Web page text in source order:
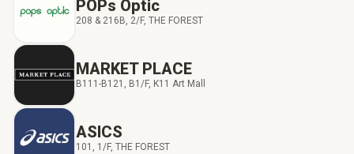
POPs Optic
208 & 216B, 2/F, THE FOREST
MARKET PLACE
B111-B121, B1/F, K11 Art Mall
ASICS
101, 1/F, THE FOREST